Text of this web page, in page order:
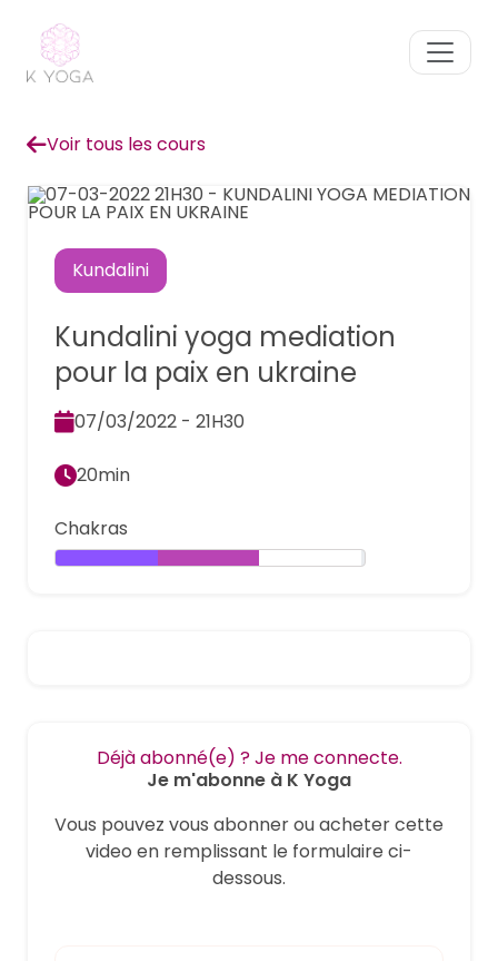
Voir tous les cours
Kundalini
Chakras
Kundalini yoga mediation
pour la paix en ukraine
07/03/2022 - 21H30
20min
Déjà abonné(e) ? Je me connecte.
Je m'abonne à K Yoga
Vous pouvez vous abonner ou acheter cette
video en remplissant le formulaire ci-
dessous.